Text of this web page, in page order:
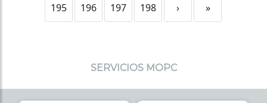
195 196 197 198 › »
SERVICIOS MOPC